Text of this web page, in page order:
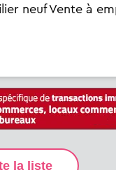
neuf Vente à